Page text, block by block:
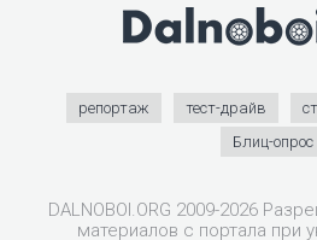
репортаж тест-драйв
Блиц-опрос
DALNOBOI.ORG 2009-2026
материалов с портала при